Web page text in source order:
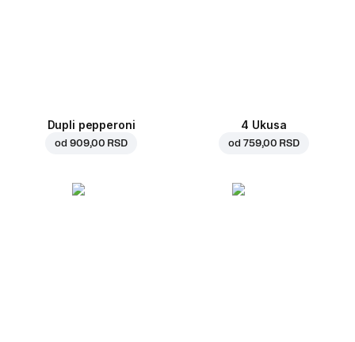
Dupli pepperoni
od 909,00 RSD
4 Ukusa
od 759,00 RSD